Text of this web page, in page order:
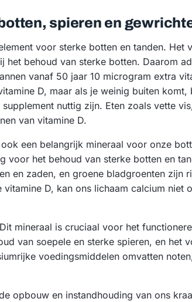
spieren en
voor sterke botten en tanden. Het
behoud van sterke botten. Daarom
vanaf 50 jaar 10 microgram extra
D, maar als je weinig buiten komt,
nuttig zijn. Eten zoals vette
van vitamine D.
een belangrijk mineraal voor onze
voor het behoud van sterke botten en
en zaden, en groene bladgroenten zijn
D, kan ons lichaam calcium niet
mineraal is cruciaal voor het
van soepele en sterke spieren, en het
voedingsmiddelen omvatten
opbouw en instandhouding van ons